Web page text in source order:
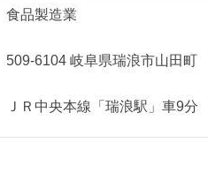
食品製造業
509-6104 岐阜県瑞浪市山田町
ＪＲ中央本線「瑞浪駅」車9分